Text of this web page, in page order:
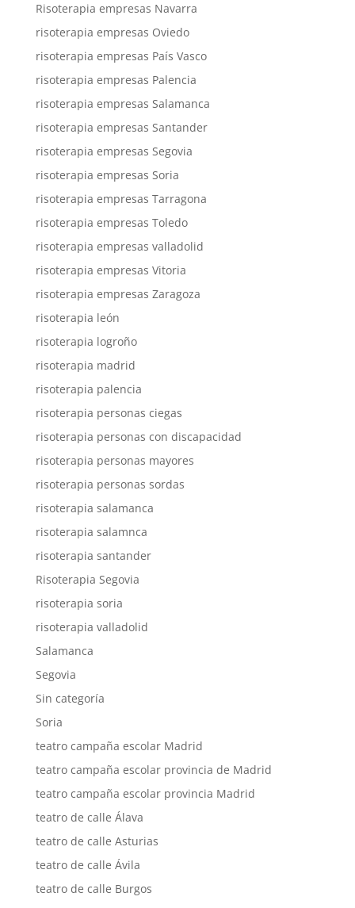
Risoterapia empresas Navarra
risoterapia empresas Oviedo
risoterapia empresas País Vasco
risoterapia empresas Palencia
risoterapia empresas Salamanca
risoterapia empresas Santander
risoterapia empresas Segovia
risoterapia empresas Soria
risoterapia empresas Tarragona
risoterapia empresas Toledo
risoterapia empresas valladolid
risoterapia empresas Vitoria
risoterapia empresas Zaragoza
risoterapia león
risoterapia logroño
risoterapia madrid
risoterapia palencia
risoterapia personas ciegas
risoterapia personas con discapacidad
risoterapia personas mayores
risoterapia personas sordas
risoterapia salamanca
risoterapia salamnca
risoterapia santander
Risoterapia Segovia
risoterapia soria
risoterapia valladolid
Salamanca
Segovia
Sin categoría
Soria
teatro campaña escolar Madrid
teatro campaña escolar provincia de Madrid
teatro campaña escolar provincia Madrid
teatro de calle Álava
teatro de calle Asturias
teatro de calle Ávila
teatro de calle Burgos